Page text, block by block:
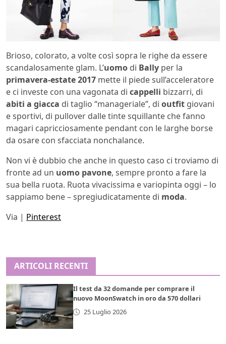
Brioso, colorato, a volte così sopra le righe da essere
scandalosamente glam. L’uomo di Bally per la
primavera-estate 2017 mette il piede sull’acceleratore
e ci investe con una vagonata di cappelli bizzarri, di
abiti a giacca di taglio “manageriale”, di outfit giovani
e sportivi, di pullover dalle tinte squillante che fanno
magari capricciosamente pendant con le larghe borse
da osare con sfacciata nonchalance.
Non vi è dubbio che anche in questo caso ci troviamo di
fronte ad un uomo pavone, sempre pronto a fare la
sua bella ruota. Ruota vivacissima e variopinta oggi – lo
sappiamo bene – spregiudicatamente di moda.
Via | Pinterest
ARTICOLI RECENTI
Il test da 32 domande per comprare il
nuovo MoonSwatch in oro da 570 dollari
25 Luglio 2026